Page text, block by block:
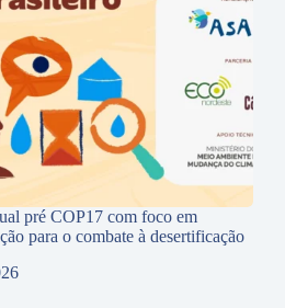
pré COP17 com foco em
para o combate à desertificação